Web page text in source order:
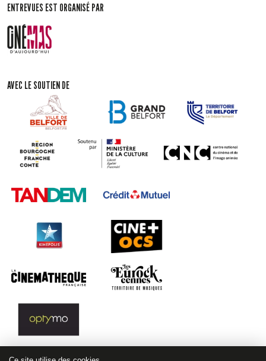
ENTREVUES EST ORGANISÉ PAR
AVEC LE SOUTIEN DE